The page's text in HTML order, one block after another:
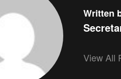
Written
View All